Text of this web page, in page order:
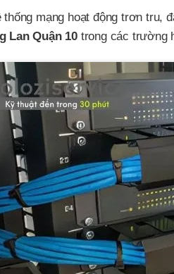
mạng hoạt động trơn tru,
Lan Quận 10 trong các trường